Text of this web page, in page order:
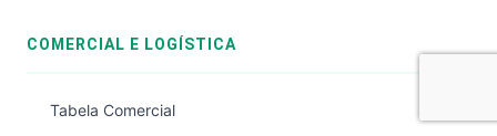
COMERCIAL E LOGÍSTICA
Tabela Comercial